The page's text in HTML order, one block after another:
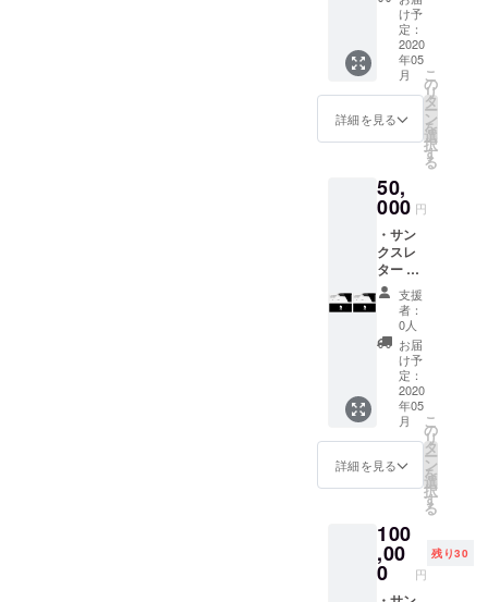
EnoGG
特製
キーホ
ルダー
（数量
限定）
・レン
タル利
用提供
(東北地
方限定)
・
Facebo
okグ
ループ
にご招
待（随
時情報
を発信
しま
す）
け予
定：
2020
年05
月
詳細を見る
こ
の
リ
タ
ー
ン
を
選
択
す
る
50,
000 円
・サン
クスレ
ター ・
EnoGG
特製ス
テッ
カー ・
EnoGG
特製
キーホ
ルダー
（数量
限定）
・レン
タル利
用提供
(東北地
方限定)
・
Facebo
支援
者：
0人
お届
け予
定：
2020
年05
月
詳細を見る
こ
の
リ
タ
ー
ン
を
選
択
す
る
100
,00
0 円
残り30